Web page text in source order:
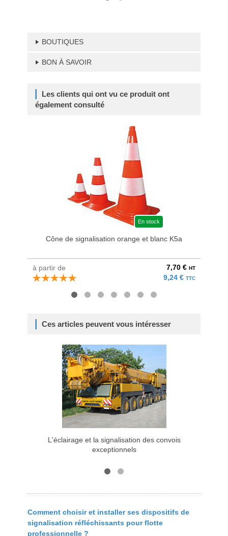
BOUTIQUES
BON À SAVOIR
Les clients qui ont vu ce produit ont
également consulté
En stock
Cône de signalisation orange et blanc K5a
à partir de 7,70 € HT
9,24 € TTC
Ces articles peuvent vous intéresser
L'éclairage et la signalisation des convois
exceptionnels
Comment choisir et installer ses dispositifs de
signalisation réfléchissants pour flotte
professionnelle ?